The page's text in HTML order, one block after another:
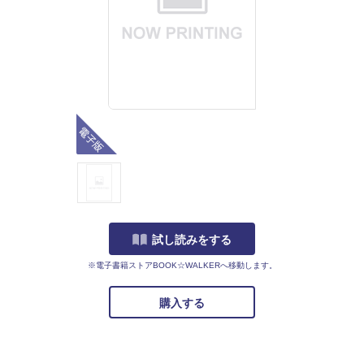
試し読みをする
※電子書籍ストアBOOK☆WALKERへ移動します。
購入する